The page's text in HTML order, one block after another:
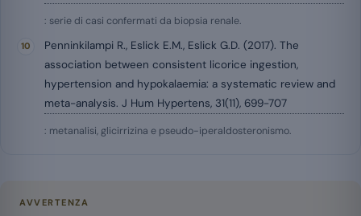
: serie di casi confermati da biopsia renale.
Penninkilampi R., Eslick E.M., Eslick G.D. (2017). The
association between consistent licorice ingestion,
hypertension and hypokalaemia: a systematic review and
meta-analysis. J Hum Hypertens, 31(11), 699-707
: metanalisi, glicirrizina e pseudo-iperaldosteronismo.
AVVERTENZA